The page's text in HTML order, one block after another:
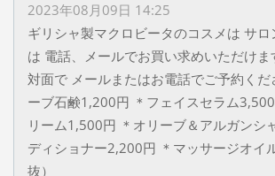
2023年08月09日 14:25
ギリシャ製マクロビータのコスメは サロ
は 電話、メールでお買い求めいただけ
対面で メールまたはお電話でご予約く
ーブ石鹸1,200円 ＊フェイスセラム
リーム1,500円 ＊オリーブ＆アルガンシ
ディショナー2,200円 ＊マッサージオイ
抜）